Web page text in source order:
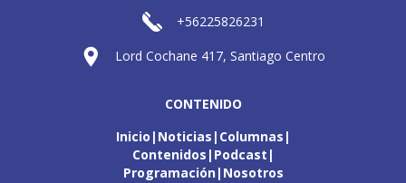
+56225826231
Lord Cochane 417, Santiago Centro
CONTENIDO
Inicio Noticias Columnas
Contenidos Podcast
Programación Nosotros